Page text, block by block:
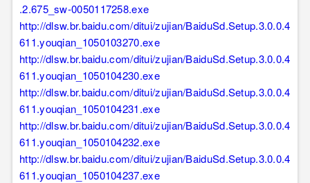
.2.675_sw-0050117258.exe
http://dlsw.br.baidu.com/ditui/zujian/BaiduSd.Setup.3.0.0.4
611.youqian_1050103270.exe
http://dlsw.br.baidu.com/ditui/zujian/BaiduSd.Setup.3.0.0.4
611.youqian_1050104230.exe
http://dlsw.br.baidu.com/ditui/zujian/BaiduSd.Setup.3.0.0.4
611.youqian_1050104231.exe
http://dlsw.br.baidu.com/ditui/zujian/BaiduSd.Setup.3.0.0.4
611.youqian_1050104232.exe
http://dlsw.br.baidu.com/ditui/zujian/BaiduSd.Setup.3.0.0.4
611.youqian_1050104237.exe